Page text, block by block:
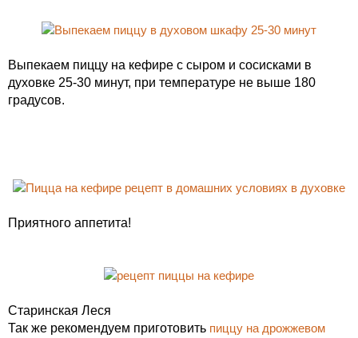
Выпекаем пиццу на кефире с сыром и сосисками в
духовке 25-30 минут, при температуре не выше 180
градусов.
Приятного аппетита!
Старинская Леся
Так же рекомендуем приготовить пиццу на дрожжевом